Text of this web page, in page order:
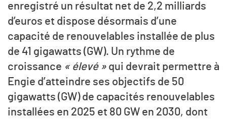
enregistré un résultat net de 2,2 milliards
d’euros et dispose désormais d’une
capacité de renouvelables installée de plus
de 41 gigawatts (GW). Un rythme de
croissance « élevé » qui devrait permettre à
Engie d’atteindre ses objectifs de 50
gigawatts (GW) de capacités renouvelables
installées en 2025 et 80 GW en 2030, dont